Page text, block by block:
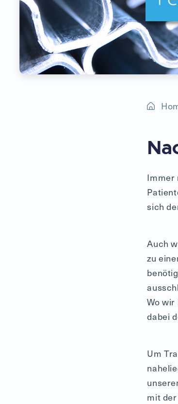
Immer
sich
Auch
zu
Wo
dabei
Um
mit